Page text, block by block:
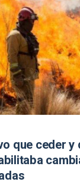
que ceder